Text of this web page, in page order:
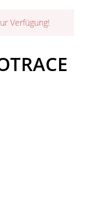
Verfügung!